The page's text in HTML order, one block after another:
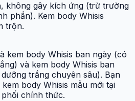
không gây kích ứng (trừ trường
phần). Kem body Whisis
trộn.
kem body Whisis ban ngày (có
và kem body Whisis ban
trắng chuyên sâu). Bạn
body Whisis mẫu mới tại
chính thức.